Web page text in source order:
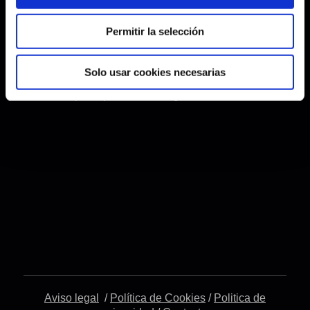
Permitir la selección
Solo usar cookies necesarias
estética siguiendo las nuevas tendencias (tipo
oriental, industrial ...).
Y no olvidemos, nuestro apartado de
Aviso legal / Política de Cookies / Politica de